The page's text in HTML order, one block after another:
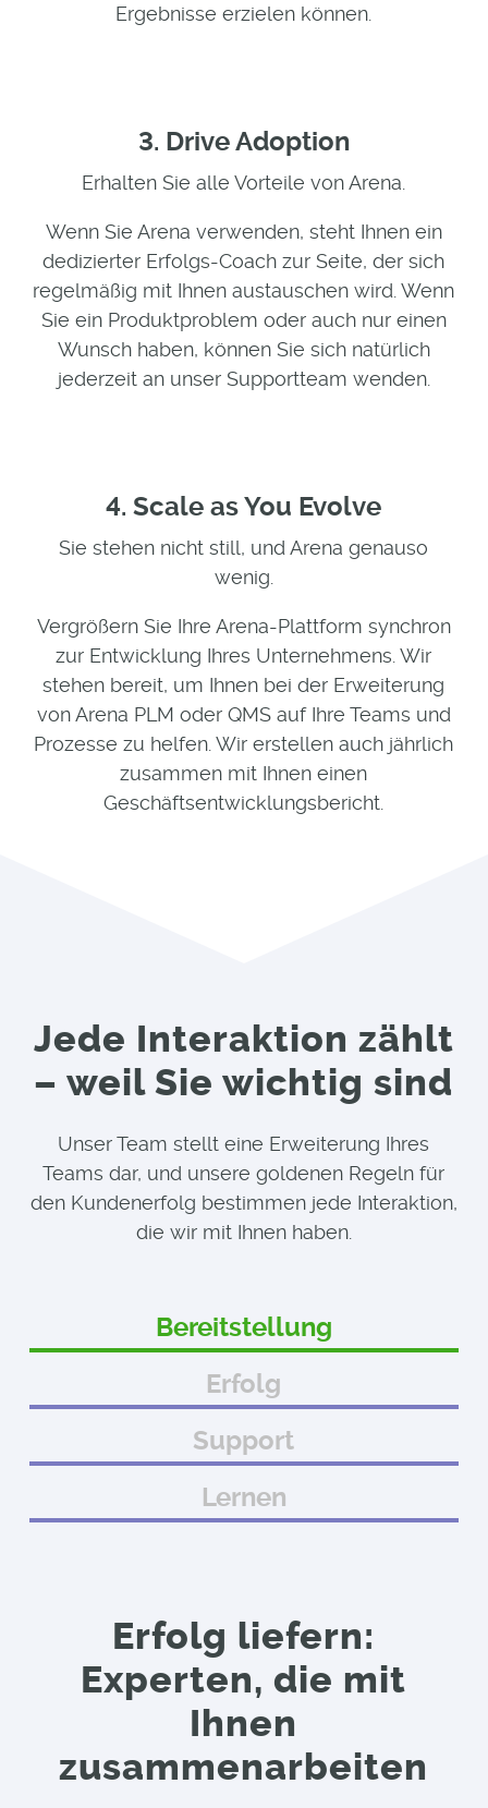
Ergebnisse erzielen können.
3. Drive Adoption
Erhalten Sie alle Vorteile von Arena.
Wenn Sie Arena verwenden, steht Ihnen ein
dedizierter Erfolgs-Coach zur Seite, der sich
regelmäßig mit Ihnen austauschen wird. Wenn
Sie ein Produktproblem oder auch nur einen
Wunsch haben, können Sie sich natürlich
jederzeit an unser Supportteam wenden.
4. Scale as You Evolve
Sie stehen nicht still, und Arena genauso
wenig.
Vergrößern Sie Ihre Arena-Plattform synchron
zur Entwicklung Ihres Unternehmens. Wir
stehen bereit, um Ihnen bei der Erweiterung
von Arena PLM oder QMS auf Ihre Teams und
Prozesse zu helfen. Wir erstellen auch jährlich
zusammen mit Ihnen einen
Geschäftsentwicklungsbericht.
Jede Interaktion zählt
– weil Sie wichtig sind
Unser Team stellt eine Erweiterung Ihres
Teams dar, und unsere goldenen Regeln für
den Kundenerfolg bestimmen jede Interaktion,
die wir mit Ihnen haben.
Bereitstellung
Erfolg
Support
Lernen
Erfolg liefern:
Experten, die mit
Ihnen
zusammenarbeiten